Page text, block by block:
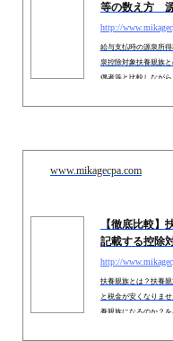
等の数え方
http://
給与支払時の源泉所
泉控除対象扶養親族
偶者等と比較しながら
www.mikagecpa.com
【徹底比較】
記載する控除
http://
扶養親族とは？扶養
と税金が安くなりま
養親族になるのか？を